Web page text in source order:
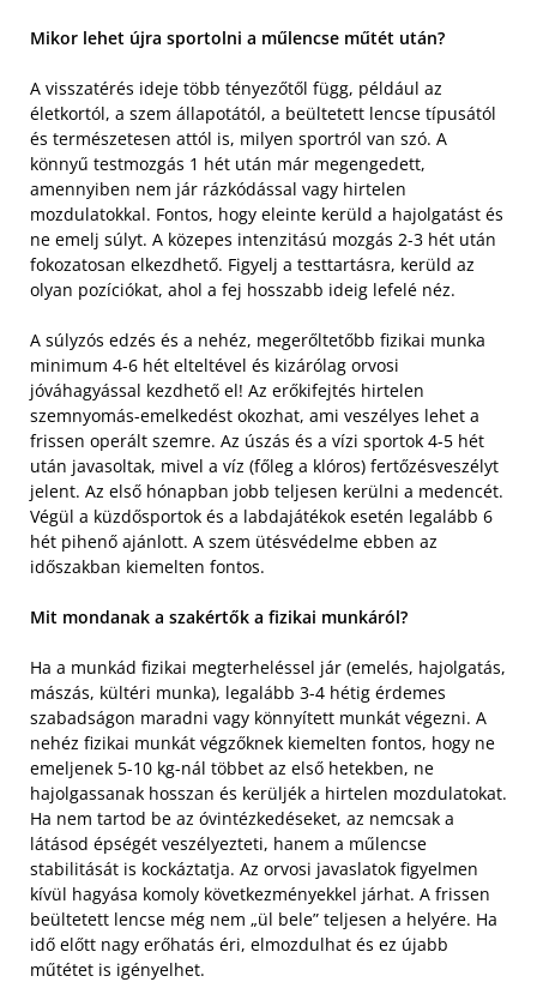
Mikor lehet újra sportolni a műlencse műtét után?
A visszatérés ideje több tényezőtől függ, például az
életkortól, a szem állapotától, a beültetett lencse típusától
és természetesen attól is, milyen sportról van szó. A
könnyű testmozgás 1 hét után már megengedett,
amennyiben nem jár rázkódással vagy hirtelen
mozdulatokkal. Fontos, hogy eleinte kerüld a hajolgatást és
ne emelj súlyt. A közepes intenzitású mozgás 2-3 hét után
fokozatosan elkezdhető. Figyelj a testtartásra, kerüld az
olyan pozíciókat, ahol a fej hosszabb ideig lefelé néz.
A súlyzós edzés és a nehéz, megerőltetőbb fizikai munka
minimum 4-6 hét elteltével és kizárólag orvosi
jóváhagyással kezdhető el! Az erőkifejtés hirtelen
szemnyomás-emelkedést okozhat, ami veszélyes lehet a
frissen operált szemre. Az úszás és a vízi sportok 4-5 hét
után javasoltak, mivel a víz (főleg a klóros) fertőzésveszélyt
jelent. Az első hónapban jobb teljesen kerülni a medencét.
Végül a küzdősportok és a labdajátékok esetén legalább 6
hét pihenő ajánlott. A szem ütésvédelme ebben az
időszakban kiemelten fontos.
Mit mondanak a szakértők a fizikai munkáról?
Ha a munkád fizikai megterheléssel jár (emelés, hajolgatás,
mászás, kültéri munka), legalább 3-4 hétig érdemes
szabadságon maradni vagy könnyített munkát végezni. A
nehéz fizikai munkát végzőknek kiemelten fontos, hogy ne
emeljenek 5-10 kg-nál többet az első hetekben, ne
hajolgassanak hosszan és kerüljék a hirtelen mozdulatokat.
Ha nem tartod be az óvintézkedéseket, az nemcsak a
látásod épségét veszélyezteti, hanem a műlencse
stabilitását is kockáztatja. Az orvosi javaslatok figyelmen
kívül hagyása komoly következményekkel járhat. A frissen
beültetett lencse még nem „ül bele” teljesen a helyére. Ha
idő előtt nagy erőhatás éri, elmozdulhat és ez újabb
műtétet is igényelhet.